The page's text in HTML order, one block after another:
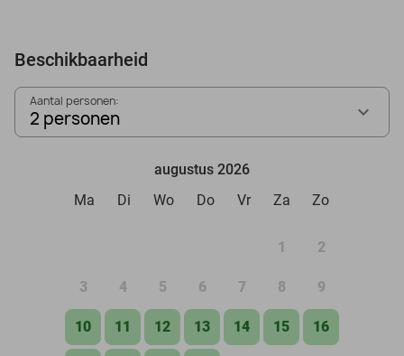
Beschikbaarheid
Aantal personen:
2 personen
augustus 2026
Ma
Di Wo Do Vr Za Zo
1 2
3 4 5 6 7 8 9
10 11 12 13 14 15 16